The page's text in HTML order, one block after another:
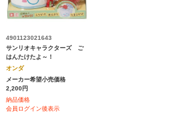
4901123021643
サンリオキャラクターズ ご
はんたけたよ～！
オンダ
メーカー希望小売価格
2,200円
納品価格
会員ログイン後表示